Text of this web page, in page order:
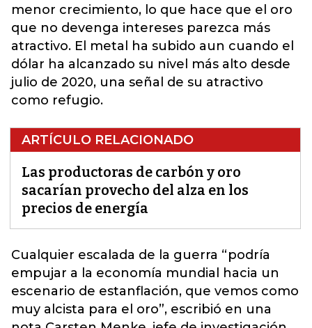
menor crecimiento, lo que hace que el oro
que no devenga intereses parezca más
atractivo. El metal ha subido aun cuando el
dólar ha alcanzado su nivel más alto desde
julio de 2020, una señal de su atractivo
como refugio.
ARTÍCULO RELACIONADO
Las productoras de carbón y oro
sacarían provecho del alza en los
precios de energía
Cualquier escalada de la guerra “podría
empujar a la economía mundial hacia un
escenario de estanflación, que vemos como
muy alcista para el oro”, escribió en una